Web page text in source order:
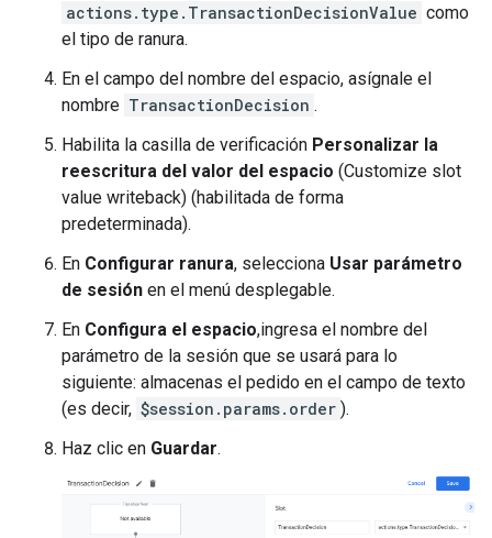
actions.type.TransactionDecisionValue como
el tipo de ranura.
En el campo del nombre del espacio, asígnale el
nombre TransactionDecision .
Habilita la casilla de verificación Personalizar la
reescritura del valor del espacio (Customize slot
value writeback) (habilitada de forma
predeterminada).
En Configurar ranura, selecciona Usar parámetro
de sesión en el menú desplegable.
En Configura el espacio,ingresa el nombre del
parámetro de la sesión que se usará para lo
siguiente: almacenas el pedido en el campo de texto
(es decir, $session.params.order ).
Haz clic en Guardar.